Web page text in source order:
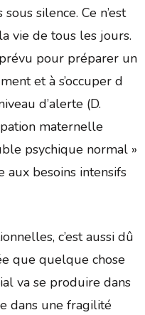
silence. Ce n’est
vie de tous les jours.
pour préparer un
et à s’occuper d
d’alerte (D.
maternelle
psychique normal »
besoins intensifs
c’est aussi dû
que quelque chose
va se produire dans
dans une fragilité